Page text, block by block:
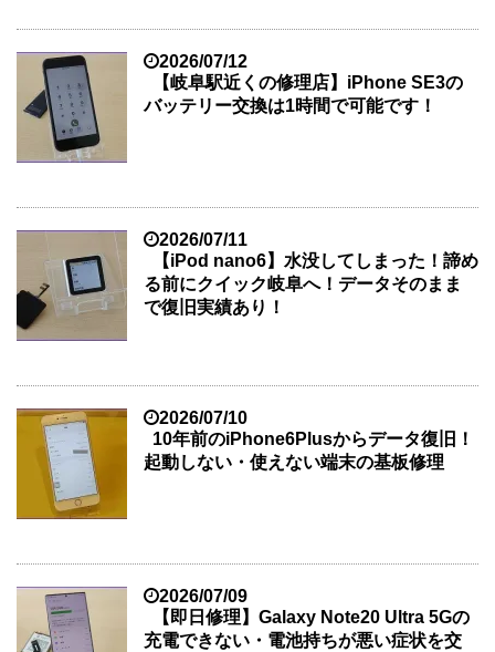
2026/07/12
【岐阜駅近くの修理店】iPhone SE3の
バッテリー交換は1時間で可能です！
2026/07/11
【iPod nano6】水没してしまった！諦め
る前にクイック岐阜へ！データそのまま
で復旧実績あり！
2026/07/10
10年前のiPhone6Plusからデータ復旧！
起動しない・使えない端末の基板修理
2026/07/09
【即日修理】Galaxy Note20 Ultra 5Gの
充電できない・電池持ちが悪い症状を交